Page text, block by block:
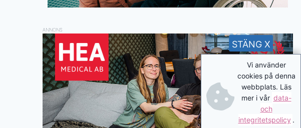
ANNONS
Vi använder
cookies på denna
webbplats. Läs
mer i vår data-
och
integritetspolicy .
STÄNG X